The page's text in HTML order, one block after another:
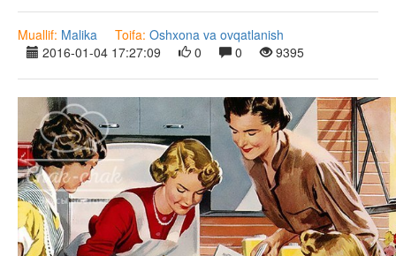
Muallif: Malika Toifa: Oshxona va ovqatlanish
2016-01-04 17:27:09
0 0 9395